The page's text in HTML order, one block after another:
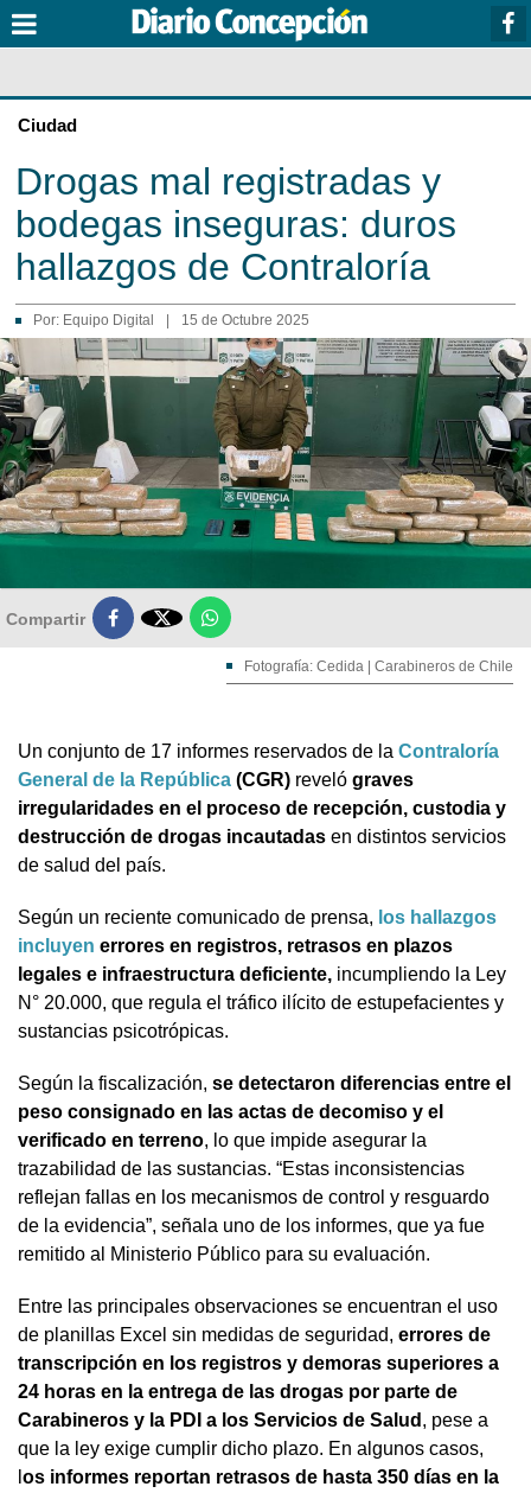
Ciudad
Drogas mal registradas y
bodegas inseguras: duros
hallazgos de Contraloría
Por: Equipo Digital 15 de Octubre 2025
Compartir 
Fotografía: Cedida | Carabineros de Chile
Un conjunto de 17 informes reservados de la Contraloría
General de la República (CGR) reveló graves
irregularidades en el proceso de recepción, custodia y
destrucción de drogas incautadas en distintos servicios
de salud del país.
Según un reciente comunicado de prensa, los hallazgos
incluyen errores en registros, retrasos en plazos
legales e infraestructura deficiente, incumpliendo la Ley
N° 20.000, que regula el tráfico ilícito de estupefacientes y
sustancias psicotrópicas.
Según la fiscalización, se detectaron diferencias entre el
peso consignado en las actas de decomiso y el
verificado en terreno, lo que impide asegurar la
trazabilidad de las sustancias. “Estas inconsistencias
reflejan fallas en los mecanismos de control y resguardo
de la evidencia”, señala uno de los informes, que ya fue
remitido al Ministerio Público para su evaluación.
Entre las principales observaciones se encuentran el uso
de planillas Excel sin medidas de seguridad, errores de
transcripción en los registros y demoras superiores a
24 horas en la entrega de las drogas por parte de
Carabineros y la PDI a los Servicios de Salud , pese a
que la ley exige cumplir dicho plazo. En algunos casos,
os informes reportan retrasos de hasta 350 días en la